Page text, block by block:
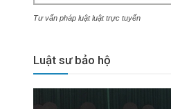
Tư vấn pháp luật luật trực tuyến
Luật sư bảo hộ